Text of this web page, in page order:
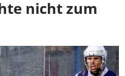
nicht zum